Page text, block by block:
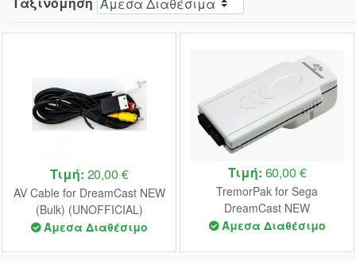
Τιμή: 20,00 €
AV Cable for DreamCast NEW
(Bulk) (UNOFFICIAL)
Άμεσα Διαθέσιμο
Τιμή: 60,00 €
TremorPak for Sega
DreamCast NEW
Άμεσα Διαθέσιμο